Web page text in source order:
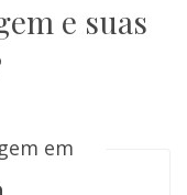
e suas
em